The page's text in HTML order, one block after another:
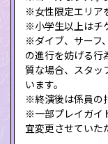
※女性限定エリア
※小学生以上はチ
※ダイブ、サーフ
の進行を妨げる行
質な場合、スタッ
います。
※終演後は係員の
※一部プレイガイ
宜変更させていた